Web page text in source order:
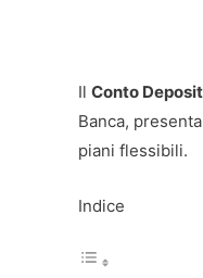
Il Conto
Banca,
piani flessibili.
Indice